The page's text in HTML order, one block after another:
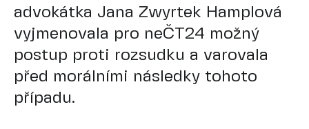
advokátka Jana Zwyrtek Hamplová
vyjmenovala pro neČT24 možný
postup proti rozsudku a varovala
před morálními následky tohoto
případu.